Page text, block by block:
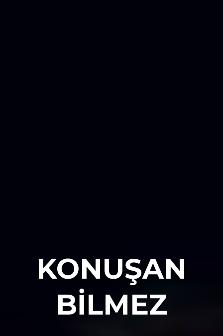
KONUŞAN
BİLMEZ